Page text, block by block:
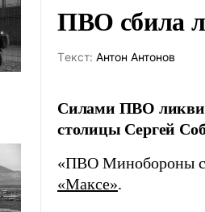
ПВО сбила
Tекст: Антон Антонов
Силами ПВО
столицы Сергей
«ПВО Минобороны
«Максе».